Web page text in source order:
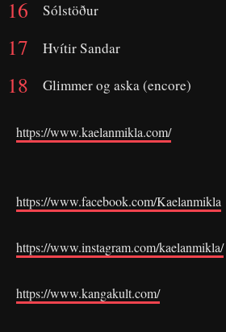
Sólstöður
Hvítir Sandar
Glimmer og aska (encore)
https://www.kaelanmikla.com/
https://www.facebook.com/Kaelanmikla
https://www.instagram.com/kaelanmikla/
https://www.kangakult.com/